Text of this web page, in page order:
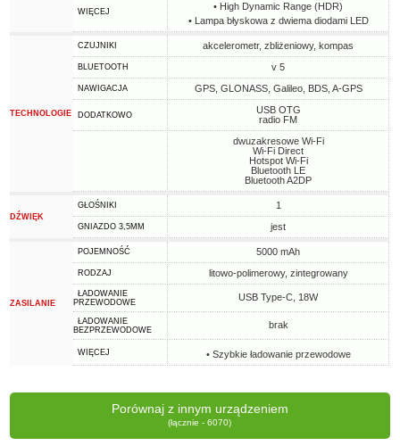
WIĘCEJ
• High Dynamic Range (HDR)
• Lampa błyskowa z dwiema diodami LED
TECHNOLOGIE
CZUJNIKI akcelerometr, zbliżeniowy, kompas
BLUETOOTH v 5
NAWIGACJA GPS, GLONASS, Galileo, BDS, A-GPS
DODATKOWO
USB OTG
radio FM
dwuzakresowe Wi-Fi
Wi-Fi Direct
Hotspot Wi-Fi
Bluetooth LE
Bluetooth A2DP
DŹWIĘK
GŁOŚNIKI 1
GNIAZDO 3,5MM jest
ZASILANIE
POJEMNOŚĆ 5000 mAh
RODZAJ litowo-polimerowy, zintegrowany
ŁADOWANIE
PRZEWODOWE
USB Type-C, 18W
ŁADOWANIE
BEZPRZEWODOWE
brak
WIĘCEJ • Szybkie ładowanie przewodowe
Porównaj z innym urządzeniem
(łącznie - 6070)